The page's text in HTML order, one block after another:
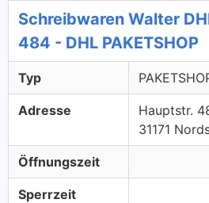
Schreibwaren Walter
484 - DHL PAKETSHOP
Typ
Adresse
Hauptstr.
31171
Öffnungszeit
Sperrzeit